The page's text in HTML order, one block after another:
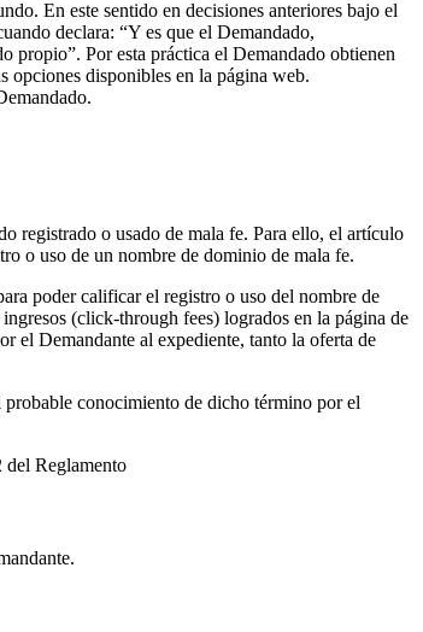
En este sentido en decisiones anteriores bajo el
declara: “Y es que el Demandado,
propio”. Por esta práctica el Demandado obtienen
opciones disponibles en la página web.
registrado o usado de mala fe. Para ello, el artículo
o uso de un nombre de dominio de mala fe.
poder calificar el registro o uso del nombre de
(click-through fees) logrados en la página de
el Demandante al expediente, tanto la oferta de
conocimiento de dicho término por el
del Reglamento